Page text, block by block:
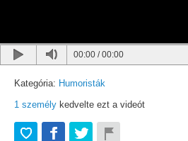
00:00 /00:00
Kategória: Humoristák
1 személy kedvelte ezt a videót